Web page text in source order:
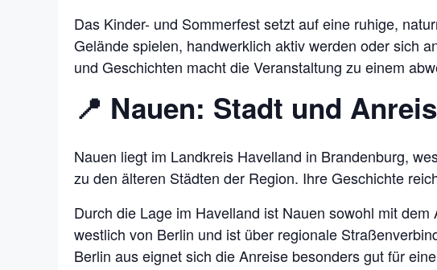
Das Kinder- und Sommerfest setzt auf eine ruhige,
Gelände spielen, handwerklich aktiv werden oder sich
und Geschichten macht die Veranstaltung zu einem
📍 Nauen: Stadt und
Nauen liegt im Landkreis Havelland in Brandenburg,
zu den älteren Städten der Region. Ihre Geschichte
Durch die Lage im Havelland ist Nauen sowohl mit
westlich von Berlin und ist über regionale
Berlin aus eignet sich die Anreise besonders gut für